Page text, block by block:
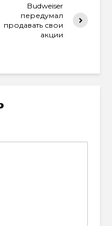
Budweiser
передумал
продавать свои
акции